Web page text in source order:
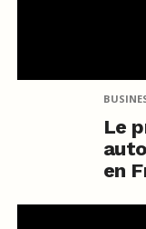
Le
en